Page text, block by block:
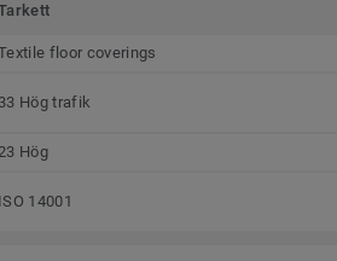
floor coverings
33 Hög trafik
Hög
ISO 14001